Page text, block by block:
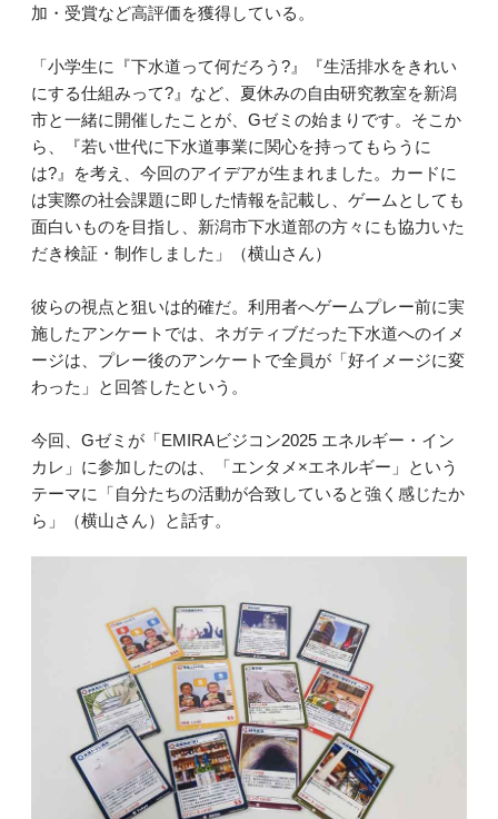
加・受賞など高評価を獲得している。
「小学生に『下水道って何だろう?』『生活排水をきれい
にする仕組みって?』など、夏休みの自由研究教室を新潟
市と一緒に開催したことが、Gゼミの始まりです。そこか
ら、『若い世代に下水道事業に関心を持ってもらうに
は?』を考え、今回のアイデアが生まれました。カードに
は実際の社会課題に即した情報を記載し、ゲームとしても
面白いものを目指し、新潟市下水道部の方々にも協力いた
だき検証・制作しました」（横山さん）
彼らの視点と狙いは的確だ。利用者へゲームプレー前に実
施したアンケートでは、ネガティブだった下水道へのイメ
ージは、プレー後のアンケートで全員が「好イメージに変
わった」と回答したという。
今回、Gゼミが「EMIRAビジコン2025 エネルギー・イン
カレ」に参加したのは、「エンタメ×エネルギー」という
テーマに「自分たちの活動が合致していると強く感じたか
ら」（横山さん）と話す。